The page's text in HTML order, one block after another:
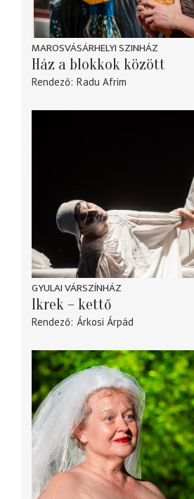
MAROSVÁSÁRHELYI SZINHÁZ
Ház a blokkok között
Rendező Radu Afrim
GYULAI VÁRSZÍNHÁZ
Ikrek – kettő
Rendező Árkosi Árpád